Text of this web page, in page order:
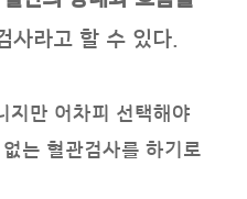
사라고 할 수 있다.
지만 어차피 선택해야
는 혈관검사를 하기로